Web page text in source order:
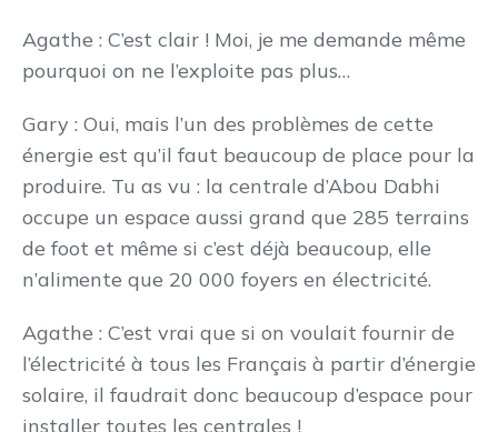
Agathe : C’est clair ! Moi, je me demande même
pourquoi on ne l’exploite pas plus…
Gary : Oui, mais l’un des problèmes de cette
énergie est qu’il faut beaucoup de place pour la
produire. Tu as vu : la centrale d’Abou Dabhi
occupe un espace aussi grand que 285 terrains
de foot et même si c’est déjà beaucoup, elle
n’alimente que 20 000 foyers en électricité.
Agathe : C’est vrai que si on voulait fournir de
l’électricité à tous les Français à partir d’énergie
solaire, il faudrait donc beaucoup d’espace pour
installer toutes les centrales !